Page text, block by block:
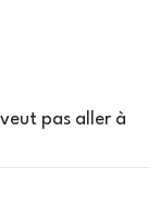
pas aller à